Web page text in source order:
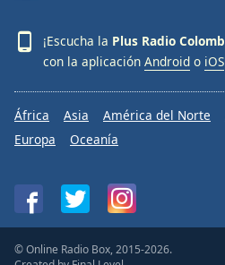
¡Escucha la Plus Radio
con la aplicación Android o iOS
África Asia América del Norte
Europa
Oceanía
© Online Radio Box, 2015-2026.